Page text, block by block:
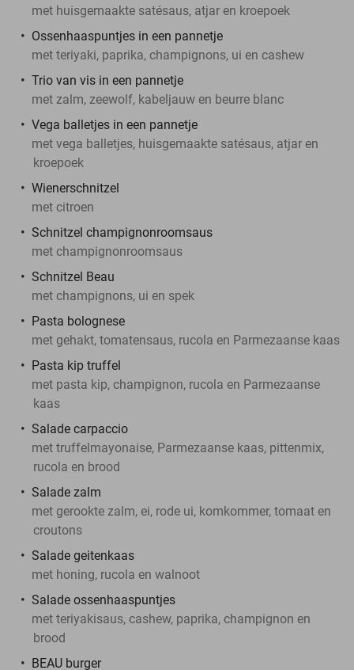
met huisgemaakte satésaus, atjar en kroepoek
Ossenhaaspuntjes in een pannetje
met teriyaki, paprika, champignons, ui en cashew
Trio van vis in een pannetje
met zalm, zeewolf, kabeljauw en beurre blanc
Vega balletjes in een pannetje
met vega balletjes, huisgemaakte satésaus, atjar en
kroepoek
Wienerschnitzel
met citroen
Schnitzel champignonroomsaus
met champignonroomsaus
Schnitzel Beau
met champignons, ui en spek
Pasta bolognese
met gehakt, tomatensaus, rucola en Parmezaanse kaas
Pasta kip truffel
met pasta kip, champignon, rucola en Parmezaanse
kaas
Salade carpaccio
met truffelmayonaise, Parmezaanse kaas, pittenmix,
rucola en brood
Salade zalm
met gerookte zalm, ei, rode ui, komkommer, tomaat en
croutons
Salade geitenkaas
met honing, rucola en walnoot
Salade ossenhaaspuntjes
met teriyakisaus, cashew, paprika, champignon en
brood
BEAU burger